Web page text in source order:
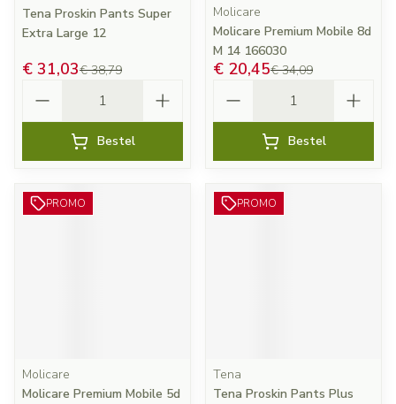
Tena Proskin Pants Super
Extra Large 12
€ 38,79
€ 31,03
Bestel
Molicare
Molicare Premium Mobile 8d
M 14 166030
€ 34,09
€ 20,45
Bestel
PROMO
Molicare
Molicare Premium Mobile 5d
PROMO
Tena
Tena Proskin Pants Plus